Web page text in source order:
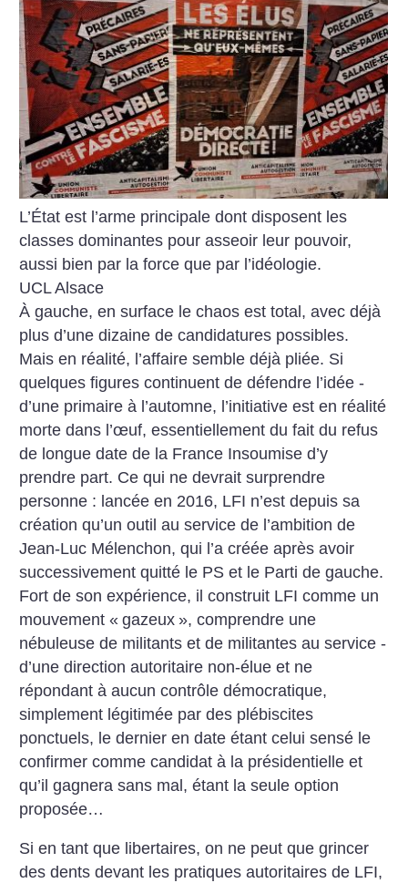
L’État est l’arme principale dont disposent les
classes dominantes pour asseoir leur pouvoir,
aussi bien par la force que par l’idéologie.
UCL Alsace
À gauche, en surface le chaos est total, avec déjà
plus d’une dizaine de candidatures possibles.
Mais en réalité, l’affaire semble déjà pliée. Si
quelques figures continuent de défendre l’idée ­
d’une primaire à l’automne, l’initiative est en réalité
morte dans l’œuf, essentiellement du fait du refus
de longue date de la France Insoumise d’y
prendre part. Ce qui ne devrait surprendre
personne : lancée en 2016, LFI n’est depuis sa
création qu’un outil au service de l’ambition de
Jean-Luc Mélenchon, qui l’a créée après avoir
successivement quitté le PS et le Parti de gauche.
Fort de son expérience, il construit LFI comme un
mouvement « gazeux », comprendre une
nébuleuse de militants et de militantes au service ­
d’une direction autoritaire non-élue et ne
répondant à aucun contrôle démocratique,
simplement légitimée par des plébiscites
ponctuels, le dernier en date étant celui sensé le
confirmer comme candidat à la présidentielle et
qu’il gagnera sans mal, étant la seule option
proposée…
Si en tant que libertaires, on ne peut que grincer
des dents devant les pratiques autoritaires de LFI,